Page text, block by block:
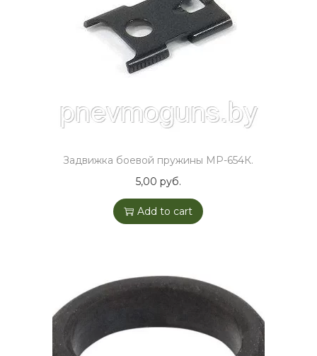
Задвижка боевой пружины МР-654К.
5,00 руб.
Add to cart